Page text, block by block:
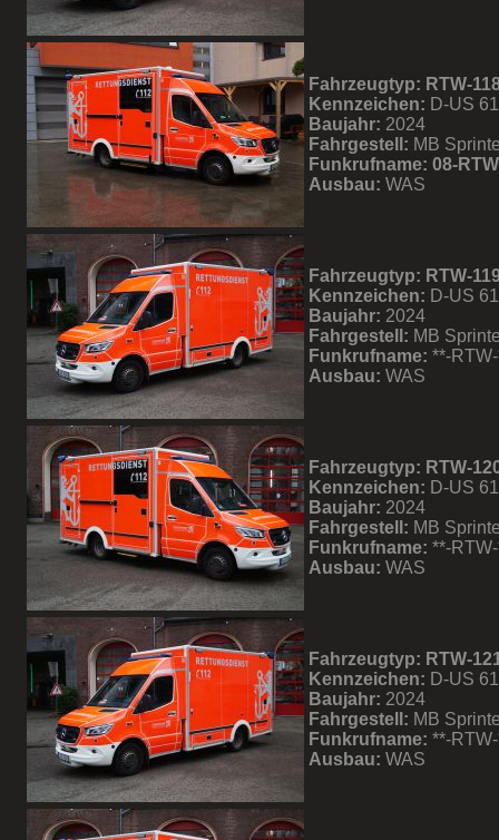
Fahrzeugtyp: RTW-
Kennzeichen: D-US
Baujahr: 2024
Fahrgestell: MB
Funkrufname: 08-
Ausbau: WAS
Fahrzeugtyp: RTW-
Kennzeichen: D-US
Baujahr: 2024
Fahrgestell: MB
Funkrufname: **-
Ausbau: WAS
Fahrzeugtyp: RTW-
Kennzeichen: D-US
Baujahr: 2024
Fahrgestell: MB
Funkrufname: **-
Ausbau: WAS
Fahrzeugtyp: RTW-
Kennzeichen: D-US
Baujahr: 2024
Fahrgestell: MB
Funkrufname: **-
Ausbau: WAS